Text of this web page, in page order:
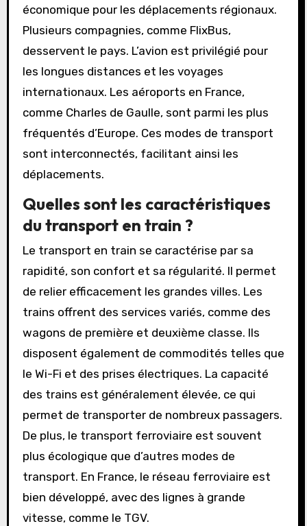
économique pour les déplacements régionaux.
Plusieurs compagnies, comme FlixBus,
desservent le pays. L’avion est privilégié pour
les longues distances et les voyages
internationaux. Les aéroports en France,
comme Charles de Gaulle, sont parmi les plus
fréquentés d’Europe. Ces modes de transport
sont interconnectés, facilitant ainsi les
déplacements.
Quelles sont les caractéristiques
du transport en train ?
Le transport en train se caractérise par sa
rapidité, son confort et sa régularité. Il permet
de relier efficacement les grandes villes. Les
trains offrent des services variés, comme des
wagons de première et deuxième classe. Ils
disposent également de commodités telles que
le Wi-Fi et des prises électriques. La capacité
des trains est généralement élevée, ce qui
permet de transporter de nombreux passagers.
De plus, le transport ferroviaire est souvent
plus écologique que d’autres modes de
transport. En France, le réseau ferroviaire est
bien développé, avec des lignes à grande
vitesse, comme le TGV.